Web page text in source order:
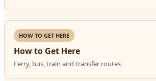
HOW TO GET HERE
How to Get Here
Ferry, bus, train and transfer routes